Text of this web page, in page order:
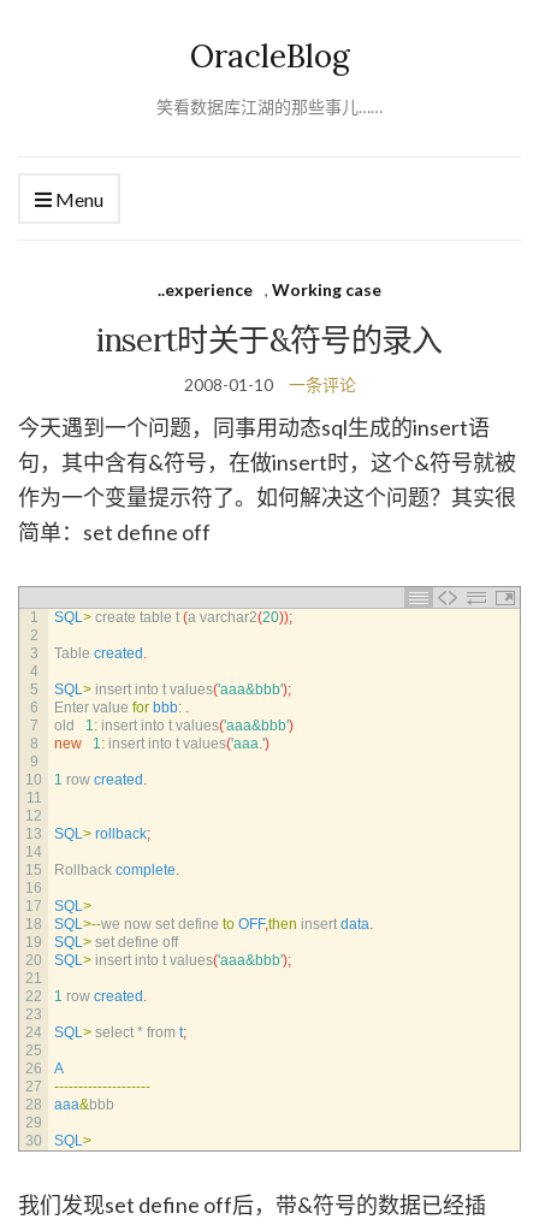
OracleBlog
笑看数据库江湖的那些事儿……
Menu
..experience , Working case
insert时关于&符号的录入
2008-01-10 一条评论
今天遇到一个问题，同事用动态sql生成的insert语
句，其中含有&符号，在做insert时，这个&符号就被
作为一个变量提示符了。如何解决这个问题？其实很
简单：set define off
1
2
3
4
5
6
7
8
9
10
11
12
13
14
15
16
17
18
19
20
21
22
23
24
25
26
27
28
29
30
SQL> create table t (a varchar2(20));
Table created .
SQL> insert into t values('aaa&bbb');
Enter value for bbb: .
old
1: insert into t values('aaa&bbb')
new
1: insert into t values('aaa.')
1 row created .
SQL> rollback;
Rollback complete.
SQL>
SQL>--we now set define to OFF,then insert data.
SQL> set define off
SQL> insert into t values('aaa&bbb');
1 row created .
SQL> select * from t;
A
--------------------
aaa&bbb
SQL>
我们发现set define off后，带&符号的数据已经插